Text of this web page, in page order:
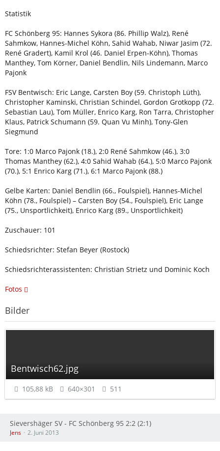
Statistik
FC Schönberg 95: Hannes Sykora (86. Phillip Walz), René
Sahmkow, Hannes-Michel Köhn, Sahid Wahab, Niwar Jasim (72.
René Gradert), Kamil Krol (46. Daniel Erpen-Köhn), Thomas
Manthey, Tom Körner, Daniel Bendlin, Nils Lindemann, Marco
Pajonk
FSV Bentwisch: Eric Lange, Carsten Boy (59. Christoph Lüth),
Christopher Kaminski, Christian Schindel, Gordon Grotkopp (72.
Sebastian Lau), Tom Müller, Enrico Karg, Ron Tarra, Christopher
Klaus, Patrick Schumann (59. Quan Vu Minh), Tony-Glen
Siegmund
Tore: 1:0 Marco Pajonk (18.), 2:0 René Sahmkow (46.), 3:0
Thomas Manthey (62.), 4:0 Sahid Wahab (64.), 5:0 Marco Pajonk
(70.), 5:1 Enrico Karg (71.), 6:1 Marco Pajonk (88.)
Gelbe Karten: Daniel Bendlin (66., Foulspiel), Hannes-Michel
Köhn (78., Foulspiel) – Carsten Boy (54., Foulspiel), Eric Lange
(75., Unsportlichkeit), Enrico Karg (89., Unsportlichkeit)
Zuschauer: 101
Schiedsrichter: Stefan Beyer (Rostock)
Schiedsrichterassistenten: Christian Strietz und Dominic Koch
Fotos
Bilder
Bentwisch62.jpg
105,88 kB 640×301 511
Sievershäger SV - FC Schönberg 95 2:2 (2:1)
Jens 2. Juni 2013